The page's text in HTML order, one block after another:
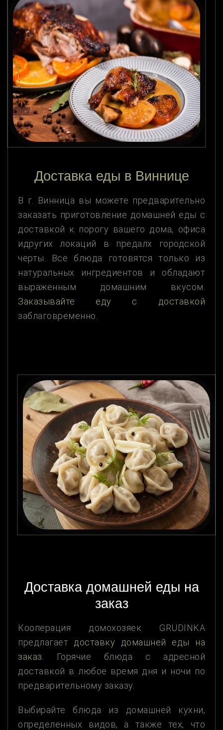
Доставка еды в Виннице
В г. Винница вы можете предварительно
заказать приготовление домашней еды с
доставкой к порогу вашего дома, офиса
идругих локаций в предалх городской
черты. Все блюда готовятся только из
натуральных ингредиентов и обладают
выраженным домашним вкусом.
Заказывайте еду с доставкой
заблаговременно.
Доставка домашней еды на
заказ
Кооперация домохозяек GRUDINKA
предлагает доставку домашней еды на
заказ . Горячие блюда с адресной
доставкой в любое время дня и ночи по
предварительному заказу.
Выбирайте блюда из домашней кухни,
определенных видов, а также тех, что